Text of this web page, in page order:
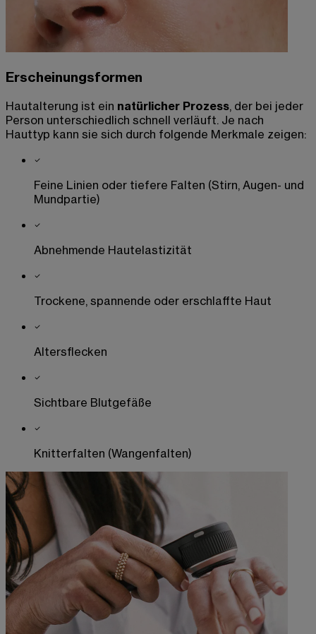
Erscheinungsformen
Hautalterung ist ein natürlicher Prozess, der bei jeder
Person unterschiedlich schnell verläuft. Je nach
Hauttyp kann sie sich durch folgende Merkmale zeigen:
Feine Linien oder tiefere Falten (Stirn, Augen- und
Mundpartie)
Abnehmende Hautelastizität
Trockene, spannende oder erschlaffte Haut
Altersflecken
Sichtbare Blutgefäße
Knitterfalten (Wangenfalten)